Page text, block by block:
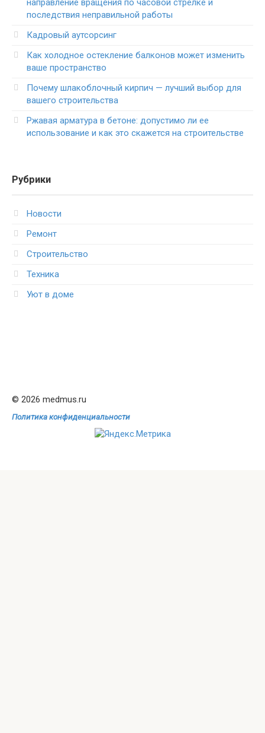
направление вращения по часовой стрелке и
последствия неправильной работы
Кадровый аутсорсинг
Как холодное остекление балконов может изменить
ваше пространство
Почему шлакоблочный кирпич — лучший выбор для
вашего строительства
Ржавая арматура в бетоне: допустимо ли ее
использование и как это скажется на строительстве
Рубрики
Новости
Ремонт
Строительство
Техника
Уют в доме
© 2026 medmus.ru
Политика конфиденциальности